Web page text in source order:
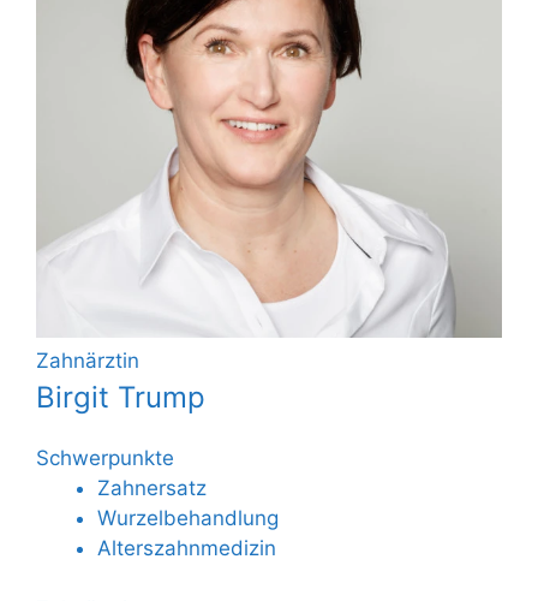
Zahnärztin
Birgit Trump
Schwerpunkte
Zahnersatz
Wurzelbehandlung
Alterszahnmedizin